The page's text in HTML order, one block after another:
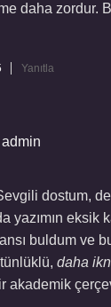
daha zordur.
Yanıtla
admin
dostum,
yazımın eksik
buldum ve
daha
akademik